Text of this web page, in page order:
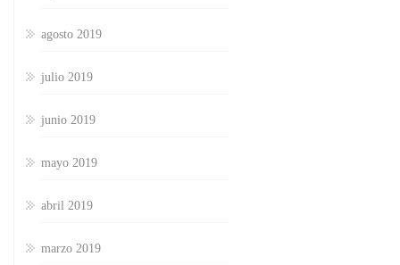
agosto 2019
julio 2019
junio 2019
mayo 2019
abril 2019
marzo 2019